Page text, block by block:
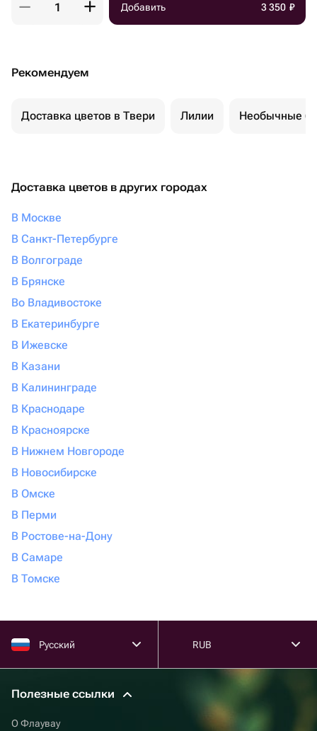
Добавить 3 350 ₽
Рекомендуем
Доставка цветов в Твери Лилии Необычные
Доставка цветов в других городах
В Москве
В Санкт-Петербурге
В Волгограде
В Брянске
Во Владивостоке
В Екатеринбурге
В Ижевске
В Казани
В Калининграде
В Краснодаре
В Красноярске
В Нижнем Новгороде
В Новосибирске
В Омске
В Перми
В Ростове-на-Дону
В Самаре
В Томске
Русский RUB
Полезные ссылки
О Флаувау